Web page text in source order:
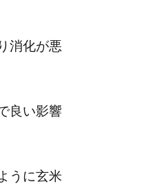
消化が悪
良い影響
うに玄米